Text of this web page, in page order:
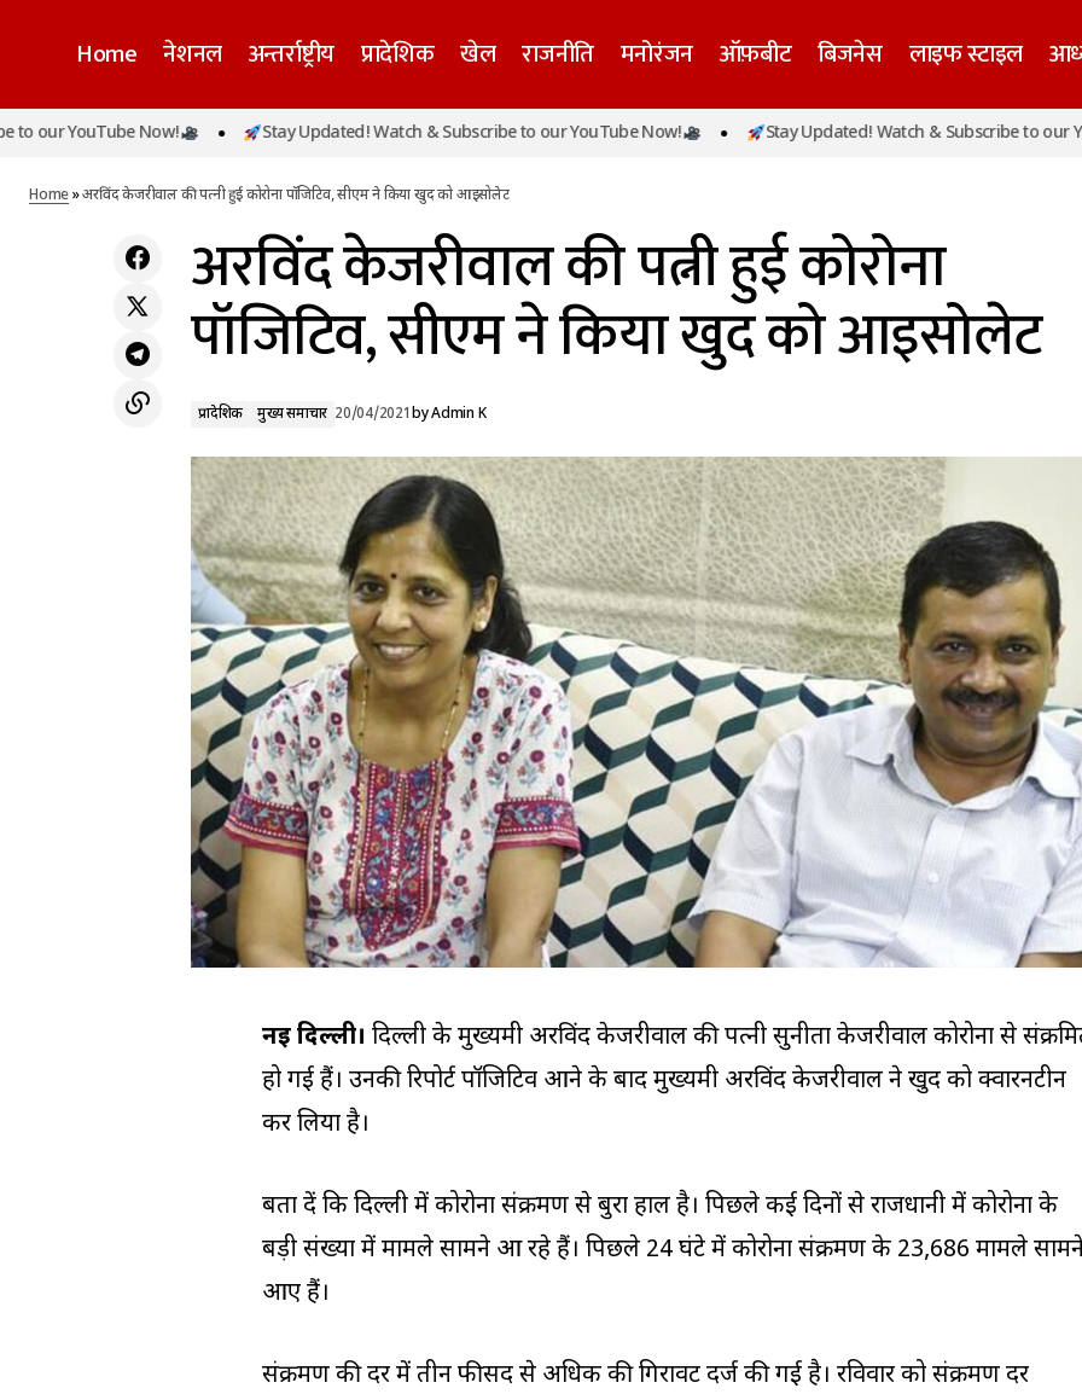
Home नेशनल अन्तर्राष्ट्रीय प्रादेशिक खेल राजनीति मनोरंजन ऑफ़बीट बिजनेस लाइफ स्टाइल
नॉनवेज होती हैं खाने की ये 6 चीजें, सावन में भूल से
अरविंद केजरीवाल की पत्नी हुई कोरोना पॉजिटिव, सीएम ने
Now! Stay Updated! Watch & Subscribe to our YouTube Now! Stay Updated! Watch & Subscribe to our YouTube
Home»अरविंद केजरीवाल की पत्नी हुई कोरोना पॉजिटिव, सीएम ने किया खुद को आइसोलेट
अरविंद केजरीवाल की पत्नी हुई कोरोना
पॉजिटिव, सीएम ने किया खुद को आइसोलेट
प्रादेशिक मुख्य समाचार 20/04/2021byAdmin K
नई दिल्ली। दिल्ली के मुख्यमंत्री अरविंद केजरीवाल की पत्नी सुनीता केजरीवाल कोरोना से
हो गई हैं। उनकी रिपोर्ट पॉजिटिव आने के बाद मुख्यमंत्री अरविंद केजरीवाल ने खुद को क्वारनटीन
कर लिया है।
बता दें कि दिल्ली में कोरोना संक्रमण से बुरा हाल है। पिछले कई दिनों से राजधानी में कोरोना के
बड़ी संख्या में मामले सामने आ रहे हैं। पिछले 24 घंटे में कोरोना संक्रमण के 23,686 मामले
आए हैं।
संक्रमण की दर में तीन फीसद से अधिक की गिरावट दर्ज की गई है। रविवार को संक्रमण दर